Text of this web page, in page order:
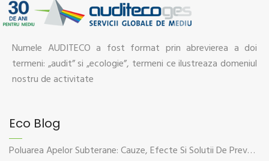
Numele AUDITECO a fost format prin abrevierea a doi
termeni: „audit” si „ecologie”, termeni ce ilustreaza domeniul
nostru de activitate
Eco Blog
Poluarea Apelor Subterane: Cauze, Efecte Si Solutii De Prevenire